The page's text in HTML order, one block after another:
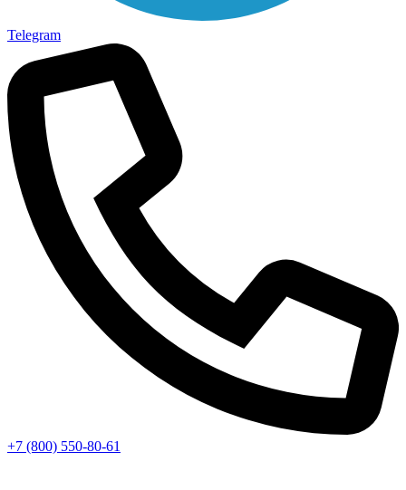
Telegram
+7 (800) 550-80-61